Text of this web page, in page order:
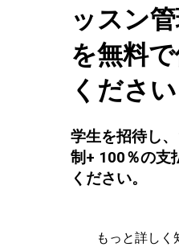
ッスン
を無料
ください
学生を招待し
制+ 100％の支
ください。
もっと詳しく